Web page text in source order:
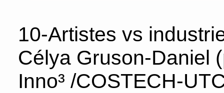
10-Artistes vs
Célya Gruson-Daniel
Inno³ /COSTECH-